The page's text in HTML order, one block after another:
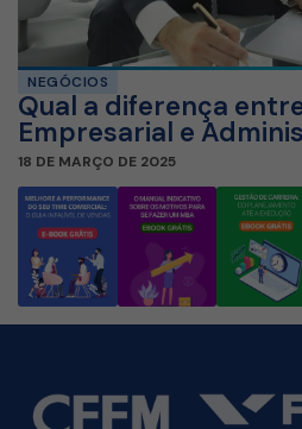
NEGÓCIOS
Qual a diferença
Empresarial e
18 DE MARÇO DE 2025